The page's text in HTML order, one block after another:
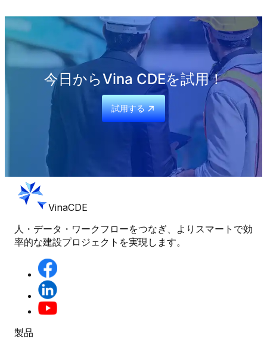
今日からVina CDEを試用！
試用する
VinaCDE
人・データ・ワークフローをつなぎ、よりスマートで効
率的な建設プロジェクトを実現します。
製品